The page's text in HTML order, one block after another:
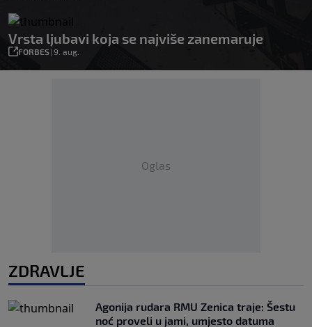
Vrsta ljubavi koja se najviše zanemaruje
FORBES| 9. aug.
Oglas
ZDRAVLJE
Agonija rudara RMU Zenica traje: Šestu
noć proveli u jami, umjesto datuma